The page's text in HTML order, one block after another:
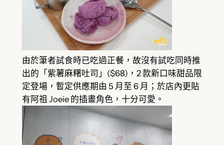
由於筆者試食時已吃過正餐，故沒有試吃同時推
出的「紫薯麻糬吐司」($68)，2 款新口味甜品限
定登場，暫定供應期由 5 月至 6 月；於店內更貼
有阿祖 Joeie 的插畫角色，十分可愛。